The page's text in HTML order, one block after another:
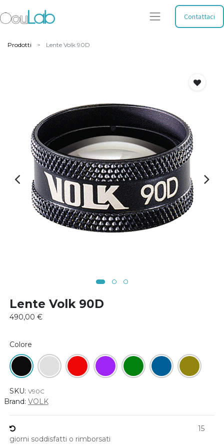
Contattaci
Prodotti Lente Volk 90D
Lente Volk 90D
490,00 €
Colore
SKU: V90C
Brand: VOLK
15
giorni soddisfatti o rimborsati